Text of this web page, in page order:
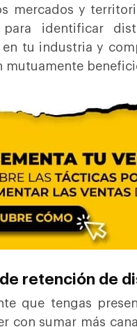
mercados y
para identificar
en tu industria y
mutuamente
retención de
que tengas
con sumar más